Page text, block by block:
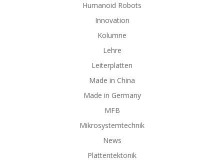
Humanoid Robots
Innovation
Kolumne
Lehre
Leiterplatten
Made in China
Made in Germany
MFB
Mikrosystemtechnik
News
Plattentektonik